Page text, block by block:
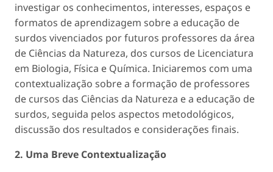
investigar os conhecimentos, interesses, espaços e
formatos de aprendizagem sobre a educação de
surdos vivenciados por futuros professores da área
de Ciências da Natureza, dos cursos de Licenciatura
em Biologia, Física e Química. Iniciaremos com uma
contextualização sobre a formação de professores
de cursos das Ciências da Natureza e a educação de
surdos, seguida pelos aspectos metodológicos,
discussão dos resultados e considerações finais.
2. Uma Breve Contextualização